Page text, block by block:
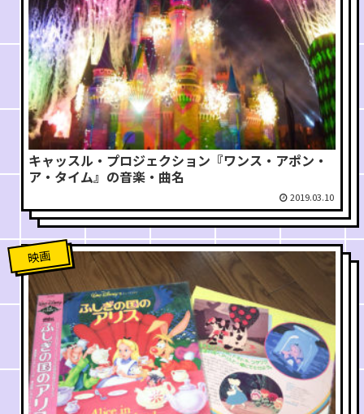
キャッスル・プロジェクション『ワンス・アポン・
ア・タイム』の音楽・曲名
2019.03.10
映画